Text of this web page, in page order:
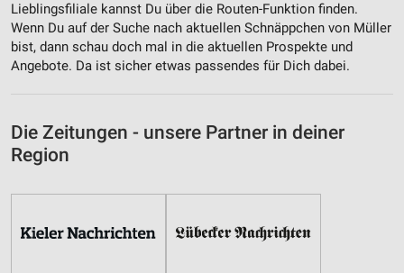
Lieblingsfiliale kannst Du über die Routen-Funktion finden.
Wenn Du auf der Suche nach aktuellen Schnäppchen von Müller
bist, dann schau doch mal in die aktuellen Prospekte und
Angebote. Da ist sicher etwas passendes für Dich dabei.
Die Zeitungen - unsere Partner in deiner
Region